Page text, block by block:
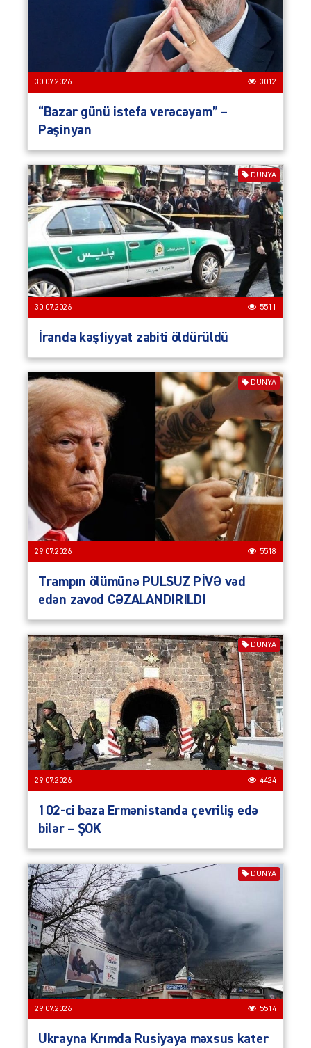
30.07.2026 3012
“Bazar günü istefa verəcəyəm” –
Paşinyan
DÜNYA
30.07.2026 5511
İranda kəşfiyyat zabiti öldürüldü
DÜNYA
29.07.2026 5518
Trampın ölümünə PULSUZ PİVƏ vəd
edən zavod CƏZALANDIRILDI
DÜNYA
29.07.2026 4424
102-ci baza Ermənistanda çevriliş edə
bilər – ŞOK
DÜNYA
29.07.2026 5514
Ukrayna Krımda Rusiyaya məxsus kater